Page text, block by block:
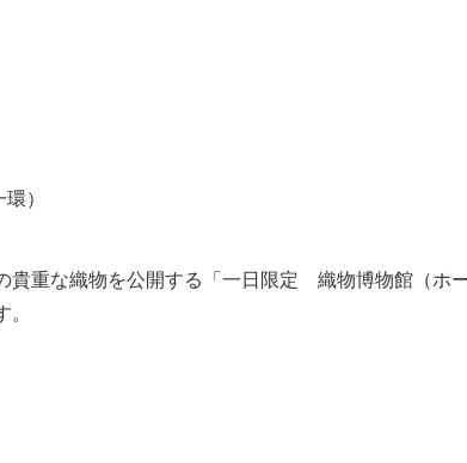
）
貴重な織物を公開する「一日限定 織物博物館（ホ